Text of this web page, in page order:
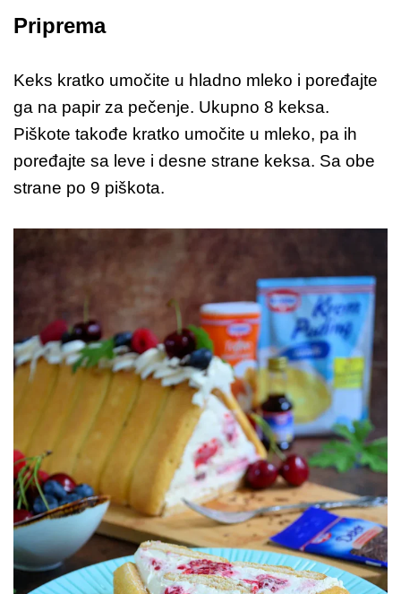
Priprema
Keks kratko umočite u hladno mleko i poređajte
ga na papir za pečenje. Ukupno 8 keksa.
Piškote takođe kratko umočite u mleko, pa ih
poređajte sa leve i desne strane keksa. Sa obe
strane po 9 piškota.